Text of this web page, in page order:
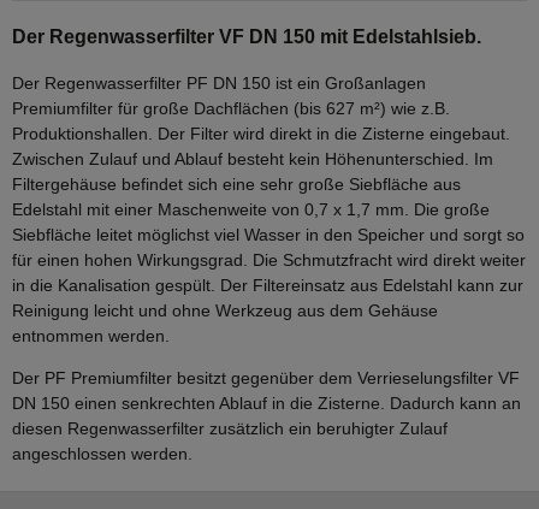
Der Regenwasserfilter VF DN 150 mit Edelstahlsieb.
Der Regenwasserfilter PF DN 150 ist ein Großanlagen
Premiumfilter für große Dachflächen (bis 627 m²) wie z.B.
Produktionshallen. Der Filter wird direkt in die Zisterne eingebaut.
Zwischen Zulauf und Ablauf besteht kein Höhenunterschied. Im
Filtergehäuse befindet sich eine sehr große Siebfläche aus
Edelstahl mit einer Maschenweite von 0,7 x 1,7 mm. Die große
Siebfläche leitet möglichst viel Wasser in den Speicher und sorgt so
für einen hohen Wirkungsgrad. Die Schmutzfracht wird direkt weiter
in die Kanalisation gespült. Der Filtereinsatz aus Edelstahl kann zur
Reinigung leicht und ohne Werkzeug aus dem Gehäuse
entnommen werden.
Der PF Premiumfilter besitzt gegenüber dem Verrieselungsfilter VF
DN 150 einen senkrechten Ablauf in die Zisterne. Dadurch kann an
diesen Regenwasserfilter zusätzlich ein beruhigter Zulauf
angeschlossen werden.